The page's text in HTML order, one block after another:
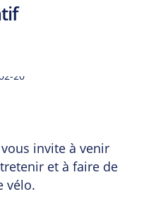
vous invite à venir
et à faire de
vélo.